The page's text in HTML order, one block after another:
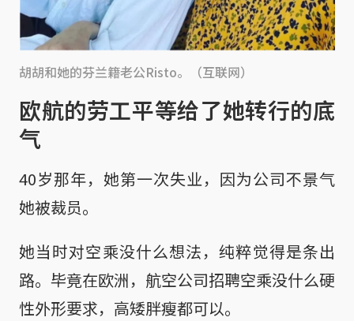
胡胡和她的芬兰籍老公Risto。（互联网）
欧航的劳工平等给了她转行的底
气
40岁那年，她第一次失业，因为公司不景气
她被裁员。
她当时对空乘没什么想法，纯粹觉得是条出
路。毕竟在欧洲，航空公司招聘空乘没什么硬
性外形要求，高矮胖瘦都可以。